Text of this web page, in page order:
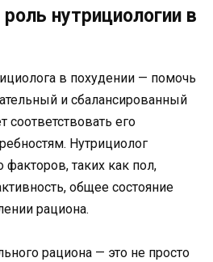
нутрициологии в
в похудении — помочь
и сбалансированный
соответствовать его
Нутрициолог
таких как пол,
общее состояние
рациона.
рациона — это не просто